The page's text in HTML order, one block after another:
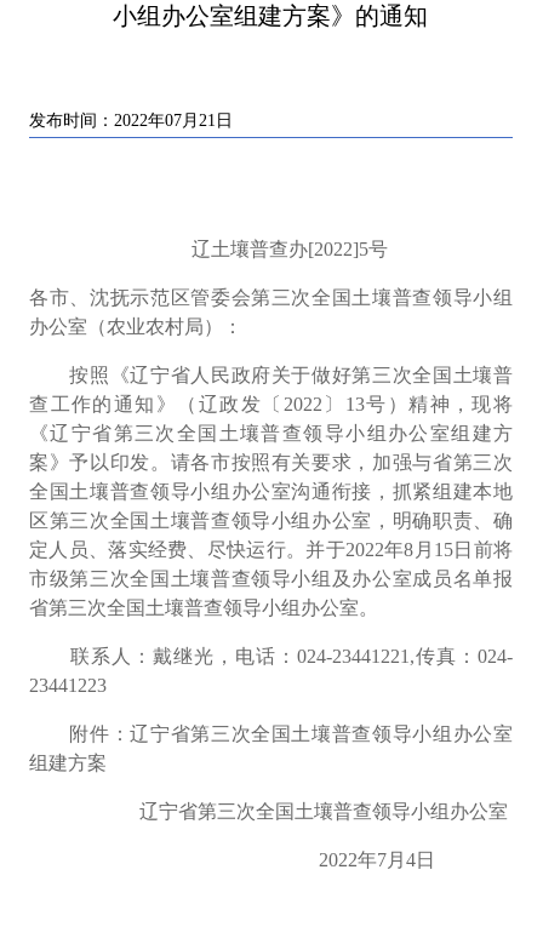
小组办公室组建方案》的通知
发布时间：2022年07月21日
辽土壤普查办[2022]5号
各市、沈抚示范区管委会第三次全国土壤普查领导小组
办公室（农业农村局）：
按照《辽宁省人民政府关于做好第三次全国土壤普
查工作的通知》（辽政发 〔 2022 〕 13号）精神，现将
《辽宁省第三次全国土壤普查领导小组办公室组建方
案》予以印发。请各市按照有关要求，加强与省第三次
全国土壤普查领导小组办公室沟通衔接，抓紧组建本地
区第三次全国土壤普查领导小组办公室，明确职责、确
定人员、落实经费、尽快运行。并于2022年8 月 15日前将
市级第三次全国土壤普查领导小组及办公室成员名单报
省第三次全国土壤普查领导小组办公室。
联系人：戴继光，电话： 024-23441221,传真： 024-
23441223
附件：辽宁省第三次全国土壤普查领导小组办公室
组建方案
辽宁省第三次全国土壤普查领导小组办公室
2022年7月 4日